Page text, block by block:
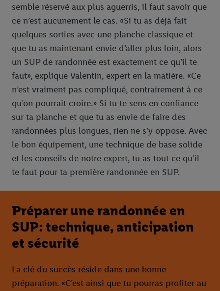
semble réservé aux plus aguerris, il faut savoir que
ce n’est aucunement le cas. «Si tu as déjà fait
quelques sorties avec une planche classique et
que tu as maintenant envie d’aller plus loin, alors
un SUP de randonnée est exactement ce qu’il te
faut», explique Valentin, expert en la matière. «Ce
n’est vraiment pas compliqué, contrairement à ce
qu’on pourrait croire.» Si tu te sens en confiance
sur ta planche et que tu as envie de faire des
randonnées plus longues, rien ne s’y oppose. Avec
le bon équipement, une technique de base solide
et les conseils de notre expert, tu as tout ce qu’il
te faut pour ta première randonnée en SUP.
Préparer une randonnée en
SUP: technique, anticipation
et sécurité
La clé du succès réside dans une bonne
préparation. «C’est ainsi que tu pourras profiter au